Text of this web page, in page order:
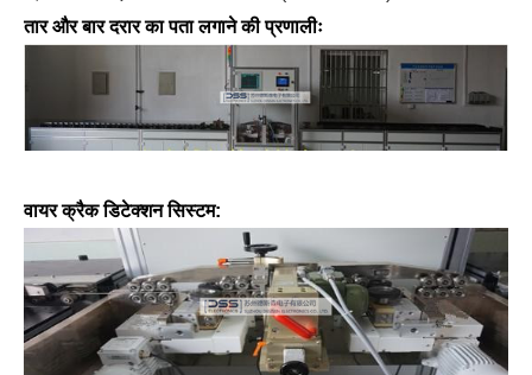
तार और बार दरार का पता लगाने की प्रणालीः
वायर क्रैक डिटेक्शन सिस्टम: